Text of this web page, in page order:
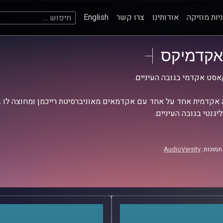
מוזיקה אודותינו צרו קשר English חיפוש:
אקדמיקס
אקדמי בגובה העיניים.
אקדמית אחד על אחד עם אקדמאים מאוניברסיטת רייכמן ומחוצה לו
בגובה העיניים.
AudioVersity